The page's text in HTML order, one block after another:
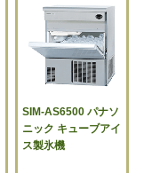
SIM-AS6500 パナソ
ニック キューブアイ
ス製氷機